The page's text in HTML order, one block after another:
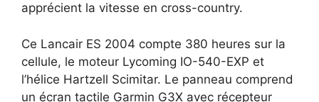
apprécient la vitesse en cross-country.
Ce Lancair ES 2004 compte 380 heures sur la
cellule, le moteur Lycoming IO-540-EXP et
l’hélice Hartzell Scimitar. Le panneau comprend
un écran tactile Garmin G3X avec récepteur